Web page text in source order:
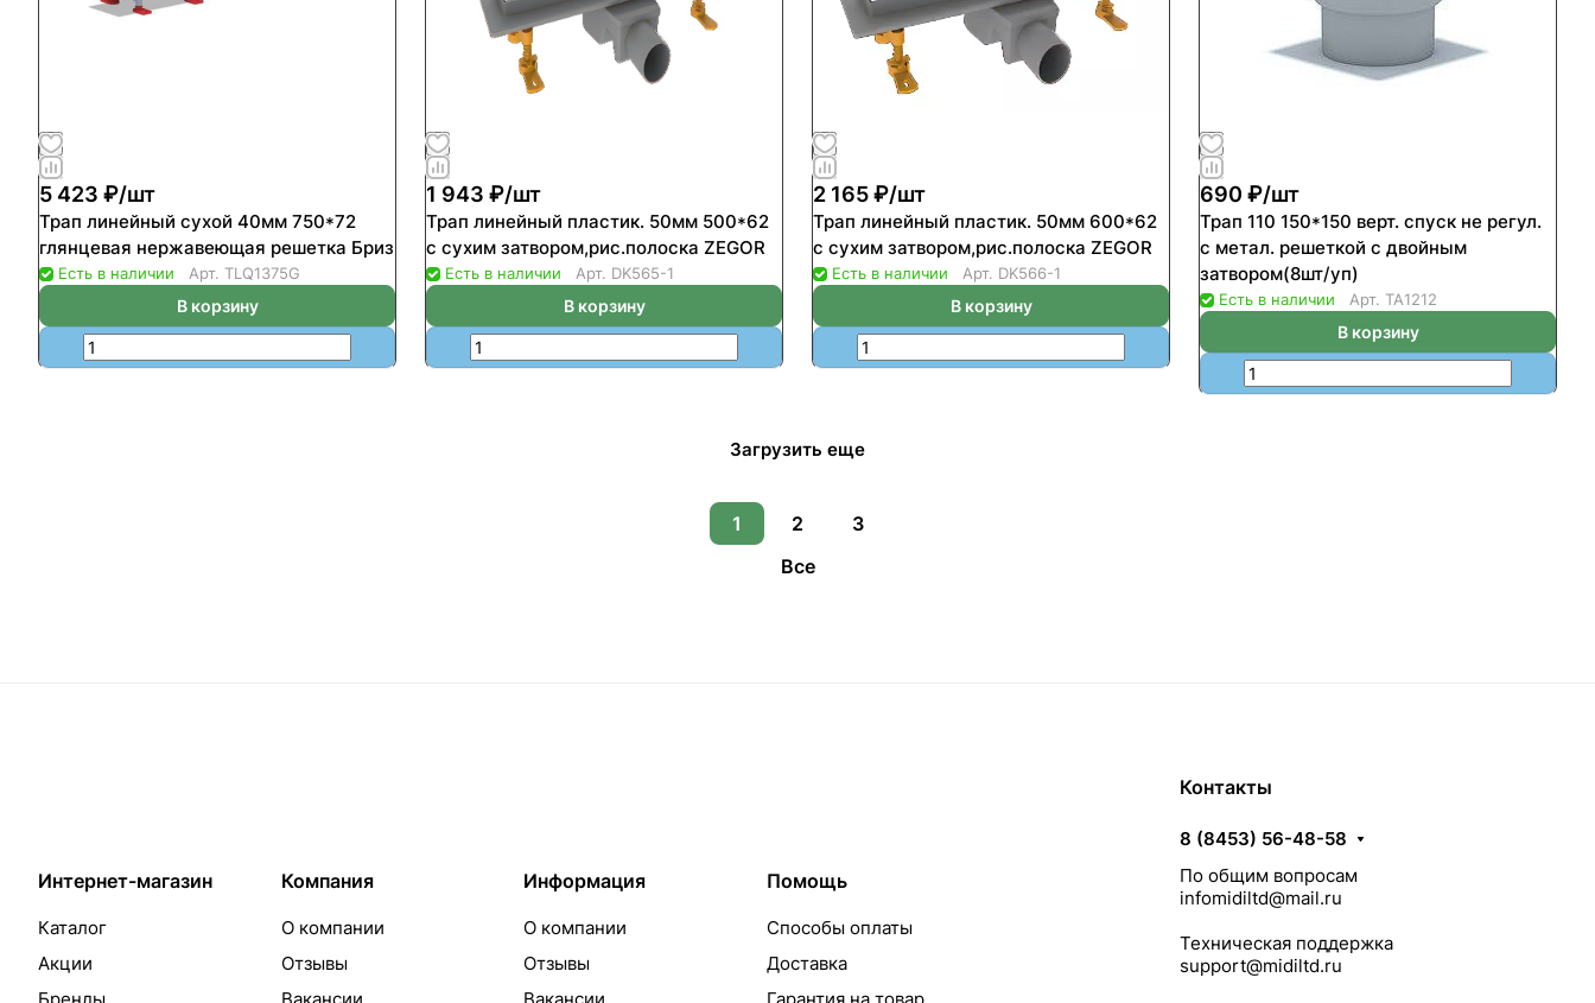
5 423 ₽/шт
Трап линейный сухой 40мм 750*72
глянцевая нержавеющая решетка Бриз
Есть в наличии Арт. TLQ1375G
В корзину
1 943 ₽/шт
Трап линейный пластик. 50мм 500*62
с сухим затвором,рис.полоска ZEGOR
Есть в наличии Арт. DK565-1
В корзину
2 165 ₽/шт
Трап линейный пластик. 50мм 600*62
с сухим затвором,рис.полоска ZEGOR
Есть в наличии Арт. DK566-1
В корзину
690 ₽/шт
Трап 110 150*150 верт. спуск не регул.
с метал. решеткой с двойным
затвором(8шт/уп)
Есть в наличии Арт. ТА1212
В корзину
Загрузить еще
1 2
3
Все
Интернет-магазин
Каталог
Акции
Компания
О компании
Отзывы
Информация
О компании
Отзывы
Помощь
Способы оплаты
Доставка
Контакты
8 (8453) 56-48-58
По общим вопросам
infomidiltd@mail.ru
Техническая поддержка
support@midiltd.ru